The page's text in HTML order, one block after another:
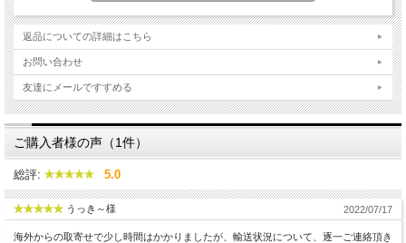
返品についての詳細はこちら
お問い合わせ
友達にメールですすめる
ご購入者様の声（1件）
総評: 5.0
うっき～様 2022/07/17
海外からの取寄せで少し時間はかかりましたが、輸送状況について、逐一ご連絡頂き